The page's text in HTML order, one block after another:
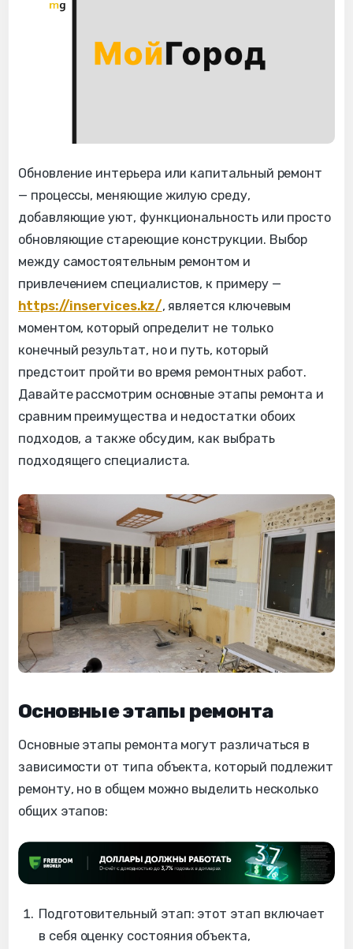
Обновление интерьера или капитальный ремонт
— процессы, меняющие жилую среду,
добавляющие уют, функциональность или просто
обновляющие стареющие конструкции. Выбор
между самостоятельным ремонтом и
привлечением специалистов, к примеру —
https://inservices.kz/, является ключевым
моментом, который определит не только
конечный результат, но и путь, который
предстоит пройти во время ремонтных работ.
Давайте рассмотрим основные этапы ремонта и
сравним преимущества и недостатки обоих
подходов, а также обсудим, как выбрать
подходящего специалиста.
Основные этапы ремонта
Основные этапы ремонта могут различаться в
зависимости от типа объекта, который подлежит
ремонту, но в общем можно выделить несколько
общих этапов:
Подготовительный этап: этот этап включает
в себя оценку состояния объекта,